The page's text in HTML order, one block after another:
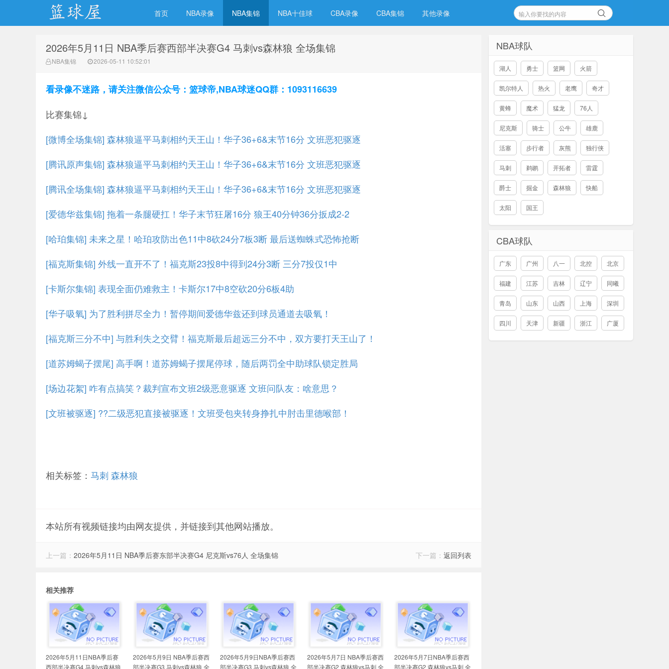
NBA录像网
首页 NBA录像 NBA集锦 NBA十佳球 CBA录像 CBA集锦 其他录像
2026年5月11日 NBA季后赛西部半决赛G4 马刺vs森林狼 全场集锦
NBA集锦 2026-05-11 10:52:01
看录像不迷路，请关注微信公众号：篮球帝,NBA球迷QQ群：1093116639
比赛集锦↓
[微博全场集锦] 森林狼逼平马刺相约天王山！华子36+6&末节16分 文班恶犯驱逐
[腾讯原声集锦] 森林狼逼平马刺相约天王山！华子36+6&末节16分 文班恶犯驱逐
[腾讯全场集锦] 森林狼逼平马刺相约天王山！华子36+6&末节16分 文班恶犯驱逐
[爱德华兹集锦] 拖着一条腿硬扛！华子末节狂屠16分 狼王40分钟36分扳成2-2
[哈珀集锦] 未来之星！哈珀攻防出色11中8砍24分7板3断 最后送蜘蛛式恐怖抢断
[福克斯集锦] 外线一直开不了！福克斯23投8中得到24分3断 三分7投仅1中
[卡斯尔集锦] 表现全面仍难救主！卡斯尔17中8空砍20分6板4助
[华子吸氧] 为了胜利拼尽全力！暂停期间爱德华兹还到球员通道去吸氧！
[福克斯三分不中] 与胜利失之交臂！福克斯最后超远三分不中，双方要打天王山了！
[道苏姆蝎子摆尾] 高手啊！道苏姆蝎子摆尾停球，随后两罚全中助球队锁定胜局
[场边花絮] 咋有点搞笑？裁判宣布文班2级恶意驱逐 文班问队友：啥意思？
[文班被驱逐] ??二级恶犯直接被驱逐！文班受包夹转身挣扎中肘击里德喉部！
相关标签： 马刺 森林狼
本站所有视频链接均由网友提供，并链接到其他网站播放。
上一篇： 2026年5月11日 NBA季后赛东部半决赛G4 尼克斯vs76人 全场集锦 下一篇： 返回列表
相关推荐
2026年5月11日NBA季后赛
西部半决赛G4 马刺vs森林狼
2026年5月9日 NBA季后赛西
部半决赛G3 马刺vs森林狼 全
2026年5月9日NBA季后赛西
部半决赛G3 马刺vs森林狼 全
2026年5月7日 NBA季后赛西
部半决赛G2 森林狼vs马刺 全
2026年5月7日NBA季后赛西
部半决赛G2 森林狼vs马刺 全
NBA球队
湖人 勇士 篮网 火箭
凯尔特人 热火 老鹰 奇才
黄蜂 魔术 猛龙 76人
尼克斯 骑士 公牛 雄鹿
活塞 步行者 灰熊 独行侠
马刺 鹈鹕 开拓者 雷霆
爵士 掘金 森林狼 快船
太阳 国王
CBA球队
广东 广州 八一 北控 北京
福建 江苏 吉林 辽宁 同曦
青岛 山东 山西 上海 深圳
四川 天津 新疆 浙江 广厦